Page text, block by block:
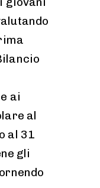
ai
al
al 31
gli